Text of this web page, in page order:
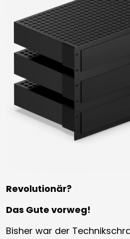
Revolutionär?
Das Gute vorweg!
Bisher war der